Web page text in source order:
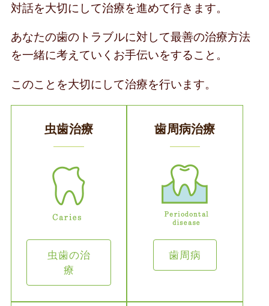
対話を大切にして治療を進めて行きます。
あなたの歯のトラブルに対して最善の治療方法
を一緒に考えていくお手伝いをすること。
このことを大切にして治療を行います。
虫歯治療
虫歯の治
療
歯周病治療
歯周病